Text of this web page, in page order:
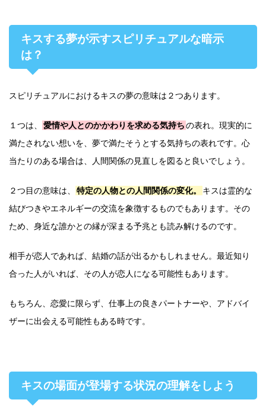
キスする夢が示すスピリチュアルな暗示
は？
スピリチュアルにおけるキスの夢の意味は２つあります。
１つは、 愛情や人とのかかわりを求める気持ちの表れ。現実的に
満たされない想いを、夢で満たそうとする気持ちの表れです。心
当たりのある場合は、人間関係の見直しを図ると良いでしょう。
２つ目の意味は、 特定の人物との人間関係の変化。
キスは霊的な
結びつきやエネルギーの交流を象徴するものでもあります。その
ため、身近な誰かとの縁が深まる予兆とも読み解けるのです。
相手が恋人であれば、結婚の話が出るかもしれません。最近知り
合った人がいれば、その人が恋人になる可能性もあります。
もちろん、恋愛に限らず、仕事上の良きパートナーや、アドバイ
ザーに出会える可能性もある時です。
キスの場面が登場する状況の理解をしよう